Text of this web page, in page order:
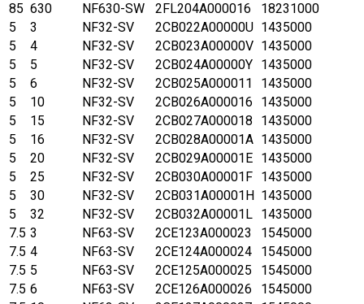
85 630 NF630-SW 2FL204A000016
18231000
5
3 NF32-SV 2CB022A00000U 1435000
5
4 NF32-SV 2CB023A00000V 1435000
5
5 NF32-SV 2CB024A00000Y 1435000
5
6 NF32-SV 2CB025A000011
1435000
5
10 NF32-SV 2CB026A000016
1435000
5
15 NF32-SV 2CB027A000018
1435000
5
16 NF32-SV 2CB028A00001A 1435000
5
20 NF32-SV 2CB029A00001E 1435000
5
25 NF32-SV 2CB030A00001F 1435000
5
30 NF32-SV 2CB031A00001H 1435000
5
32 NF32-SV 2CB032A00001L 1435000
7.5 3 NF63-SV 2CE123A000023
1545000
7.5 4 NF63-SV 2CE124A000024
1545000
7.5 5 NF63-SV 2CE125A000025
1545000
7.5 6 NF63-SV 2CE126A000026
1545000